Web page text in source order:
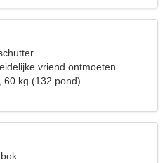
vriend ontmoeten
60 kg (132 pond)